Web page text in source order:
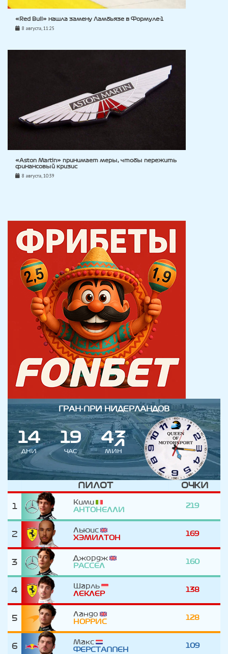
«Red Bull» нашла замену Ламбьязе в Формуле-1
8 августа, 11:25
«Aston Martin» принимает меры, чтобы пережить
финансовый кризис
8 августа, 10:39
ГРАН-ПРИ НИДЕРЛАНДОВ
14
ДНИ
19
ЧАС
43
МИН
ПИЛОТ ОЧКИ
1
Кими
АНТОНЕЛЛИ
219
2
Льюис
ХЭМИЛТОН
169
3
Джордж
РАССЕЛ
160
4
Шарль
ЛЕКЛЕР
138
5
Ландо
НОРРИС
128
6
Макс
ФЕРСТАППЕН
109